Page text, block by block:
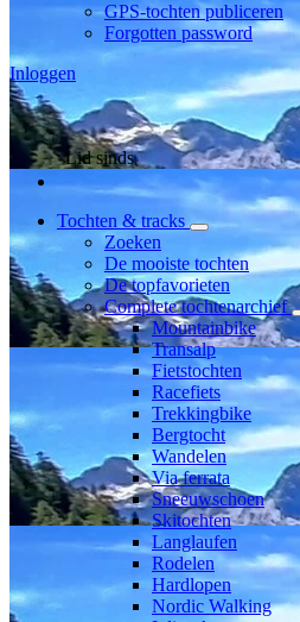
GPS-tochten publiceren
Forgotten password
Inloggen
Lid sinds
Tochten & tracks
Zoeken
De mooiste tochten
De topfavorieten
Complete tochtenarchief
Mountainbike
Transalp
Fietstochten
Racefiets
Trekkingbike
Bergtocht
Wandelen
Via ferrata
Sneeuwschoen
Skitochten
Langlaufen
Rodelen
Hardlopen
Nordic Walking